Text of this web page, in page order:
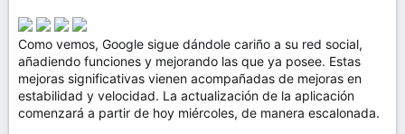
Como vemos, Google sigue dándole cariño a su red social,
añadiendo funciones y mejorando las que ya posee. Estas
mejoras significativas vienen acompañadas de mejoras en
estabilidad y velocidad. La actualización de la aplicación
comenzará a partir de hoy miércoles, de manera escalonada.